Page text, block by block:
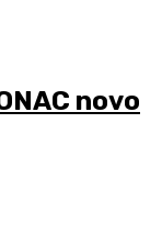
novo